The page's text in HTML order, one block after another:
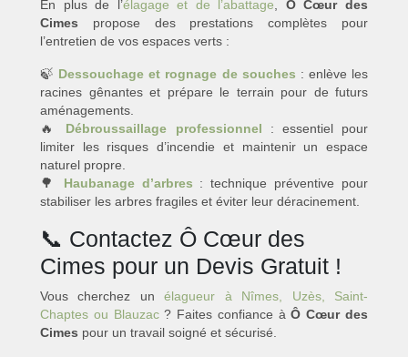
En plus de l’élagage et de l’abattage, Ô Cœur des
Cimes propose des prestations complètes pour
l’entretien de vos espaces verts :
🍃 Dessouchage et rognage de souches : enlève les
racines gênantes et prépare le terrain pour de futurs
aménagements.
🔥
Débroussaillage professionnel : essentiel pour
limiter les risques d’incendie et maintenir un espace
naturel propre.
🌳
Haubanage d’arbres : technique préventive pour
stabiliser les arbres fragiles et éviter leur déracinement.
📞 Contactez Ô Cœur des
Cimes pour un Devis Gratuit !
Vous cherchez unélagueur à Nîmes, Uzès, Saint-
Chaptes ou Blauzac? Faites confiance àÔ Cœur des
Cimes pour un travail soigné et sécurisé.